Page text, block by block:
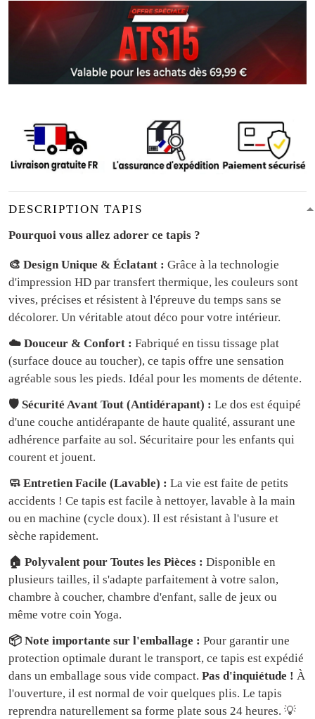
DESCRIPTION TAPIS
Pourquoi vous allez adorer ce tapis ?
🎨 Design Unique & Éclatant : Grâce à la technologie
d'impression HD par transfert thermique, les couleurs sont
vives, précises et résistent à l'épreuve du temps sans se
décolorer. Un véritable atout déco pour votre intérieur.
☁️ Douceur & Confort : Fabriqué en tissu tissage plat
(surface douce au toucher), ce tapis offre une sensation
agréable sous les pieds. Idéal pour les moments de détente.
🛡️ Sécurité Avant Tout (Antidérapant) : Le dos est équipé
d'une couche antidérapante de haute qualité, assurant une
adhérence parfaite au sol. Sécuritaire pour les enfants qui
courent et jouent.
🧼 Entretien Facile (Lavable) : La vie est faite de petits
accidents ! Ce tapis est facile à nettoyer, lavable à la main
ou en machine (cycle doux). Il est résistant à l'usure et
sèche rapidement.
🏠 Polyvalent pour Toutes les Pièces : Disponible en
plusieurs tailles, il s'adapte parfaitement à votre salon,
chambre à coucher, chambre d'enfant, salle de jeux ou
même votre coin Yoga.
📦 Note importante sur l'emballage : Pour garantir une
protection optimale durant le transport, ce tapis est expédié
dans un emballage sous vide compact. Pas d'inquiétude ! À
l'ouverture, il est normal de voir quelques plis. Le tapis
reprendra naturellement sa forme plate sous 24 heures. 💡